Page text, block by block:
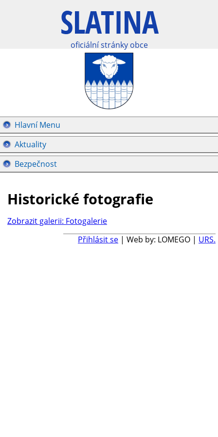
oficiální stránky obce
Hlavní Menu
Aktuality
Bezpečnost
Historické fotografie
Zobrazit galerii: Fotogalerie
Přihlásit se | Web by: LOMEGO | URS.